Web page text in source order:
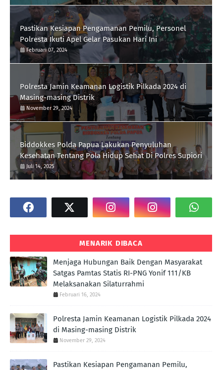
Pastikan Kesiapan Pengamanan Pemilu, Personel
Polresta Ikuti Apel Gelar Pasukan Hari Ini
Februari 07, 2024
Polresta Jamin Keamanan Logistik Pilkada 2024 di
Masing-masing Distrik
November 29, 2024
Biddokkes Polda Papua Lakukan Penyuluhan
Kesehatan Tentang Pola Hidup Sehat Di Polres Supiori
Juli 14, 2025
MENARIK DIBACA
Menjaga Hubungan Baik Dengan Masyarakat
Satgas Pamtas Statis RI-PNG Yonif 111/KB
Melaksanakan Silaturrahmi
Februari 16, 2024
Polresta Jamin Keamanan Logistik Pilkada 2024
di Masing-masing Distrik
November 29, 2024
Pastikan Kesiapan Pengamanan Pemilu,